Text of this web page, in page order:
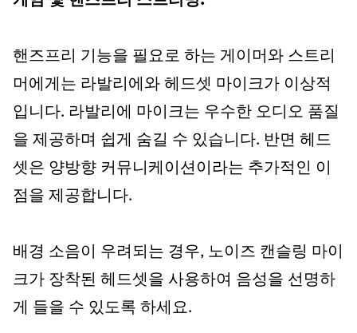
핸즈프리 기능을 필요로 하는 게이머와 스트리
머에게는 라발리에와 헤드셋 마이크가 이상적
입니다. 라발리에 마이크는 우수한 오디오 품질
을 제공하며 쉽게 숨길 수 있습니다. 반면 헤드
셋은 양방향 커뮤니케이션이라는 추가적인 이
점을 제공합니다.
배경 소음이 우려되는 경우, 노이즈 캔슬링 마이
크가 장착된 헤드셋을 사용하여 음성을 선명하
게 들을 수 있도록 하세요.